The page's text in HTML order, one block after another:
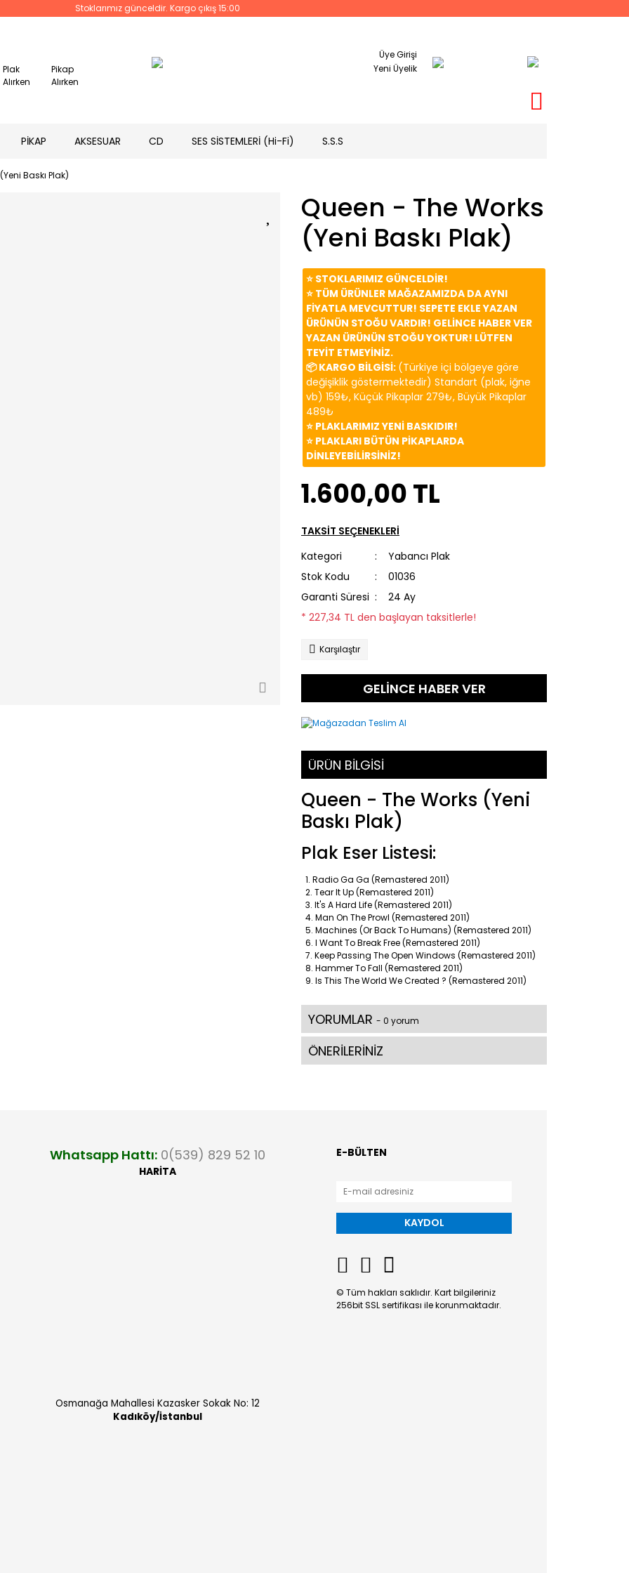
Stoklarımız günceldir. Kargo çıkış 15:00
Plak
Alırken
Pikap
Alırken
Üye Girişi
Yeni Üyelik
PİKAP AKSESUAR CD SES SİSTEMLERİ (Hi-Fi) S.S.S
Baskı Plak)
Queen - The Works
(Yeni Baskı Plak)
⭐️ STOKLARIMIZ GÜNCELDİR!
⭐️ TÜM ÜRÜNLER MAĞAZAMIZDA DA AYNI
FİYATLA MEVCUTTUR! SEPETE EKLE YAZAN
ÜRÜNÜN STOĞU VARDIR! GELİNCE HABER VER
YAZAN ÜRÜNÜN STOĞU YOKTUR! LÜTFEN
TEYİT ETMEYİNİZ.
📦 KARGO BİLGİSİ: (Türkiye içi bölgeye göre
değişiklik göstermektedir) Standart (plak, iğne
vb) 159₺, Küçük Pikaplar 279₺, Büyük Pikaplar
489₺
⭐️ PLAKLARIMIZ YENİ BASKIDIR!
⭐️ PLAKLARI BÜTÜN PİKAPLARDA
DİNLEYEBİLİRSİNİZ!
1.600,00 TL
TAKSİT SEÇENEKLERİ
Kategori
Yabancı Plak
Stok Kodu
01036
Garanti Süresi
24 Ay
* 227,34 TL den başlayan taksitlerle!
Karşılaştır
GELİNCE HABER VER
ÜRÜN BİLGİSİ
Queen - The Works (Yeni
Baskı Plak)
Plak Eser Listesi:
1. Radio Ga Ga (Remastered 2011)
2. Tear It Up (Remastered 2011)
3. It's A Hard Life (Remastered 2011)
4. Man On The Prowl (Remastered 2011)
5. Machines (Or Back To Humans) (Remastered 2011)
6. I Want To Break Free (Remastered 2011)
7. Keep Passing The Open Windows (Remastered 2011)
8. Hammer To Fall (Remastered 2011)
9. Is This The World We Created ? (Remastered 2011)
YORUMLAR - 0 yorum
ÖNERİLERİNİZ
Whatsapp Hattı: 0(539) 829 52 10
HARİTA
Osmanağa Mahallesi Kazasker Sokak No: 12
Kadıköy/İstanbul
E-BÜLTEN
KAYDOL
© Tüm hakları saklıdır. Kart bilgileriniz
256bit SSL sertifikası ile korunmaktadır.